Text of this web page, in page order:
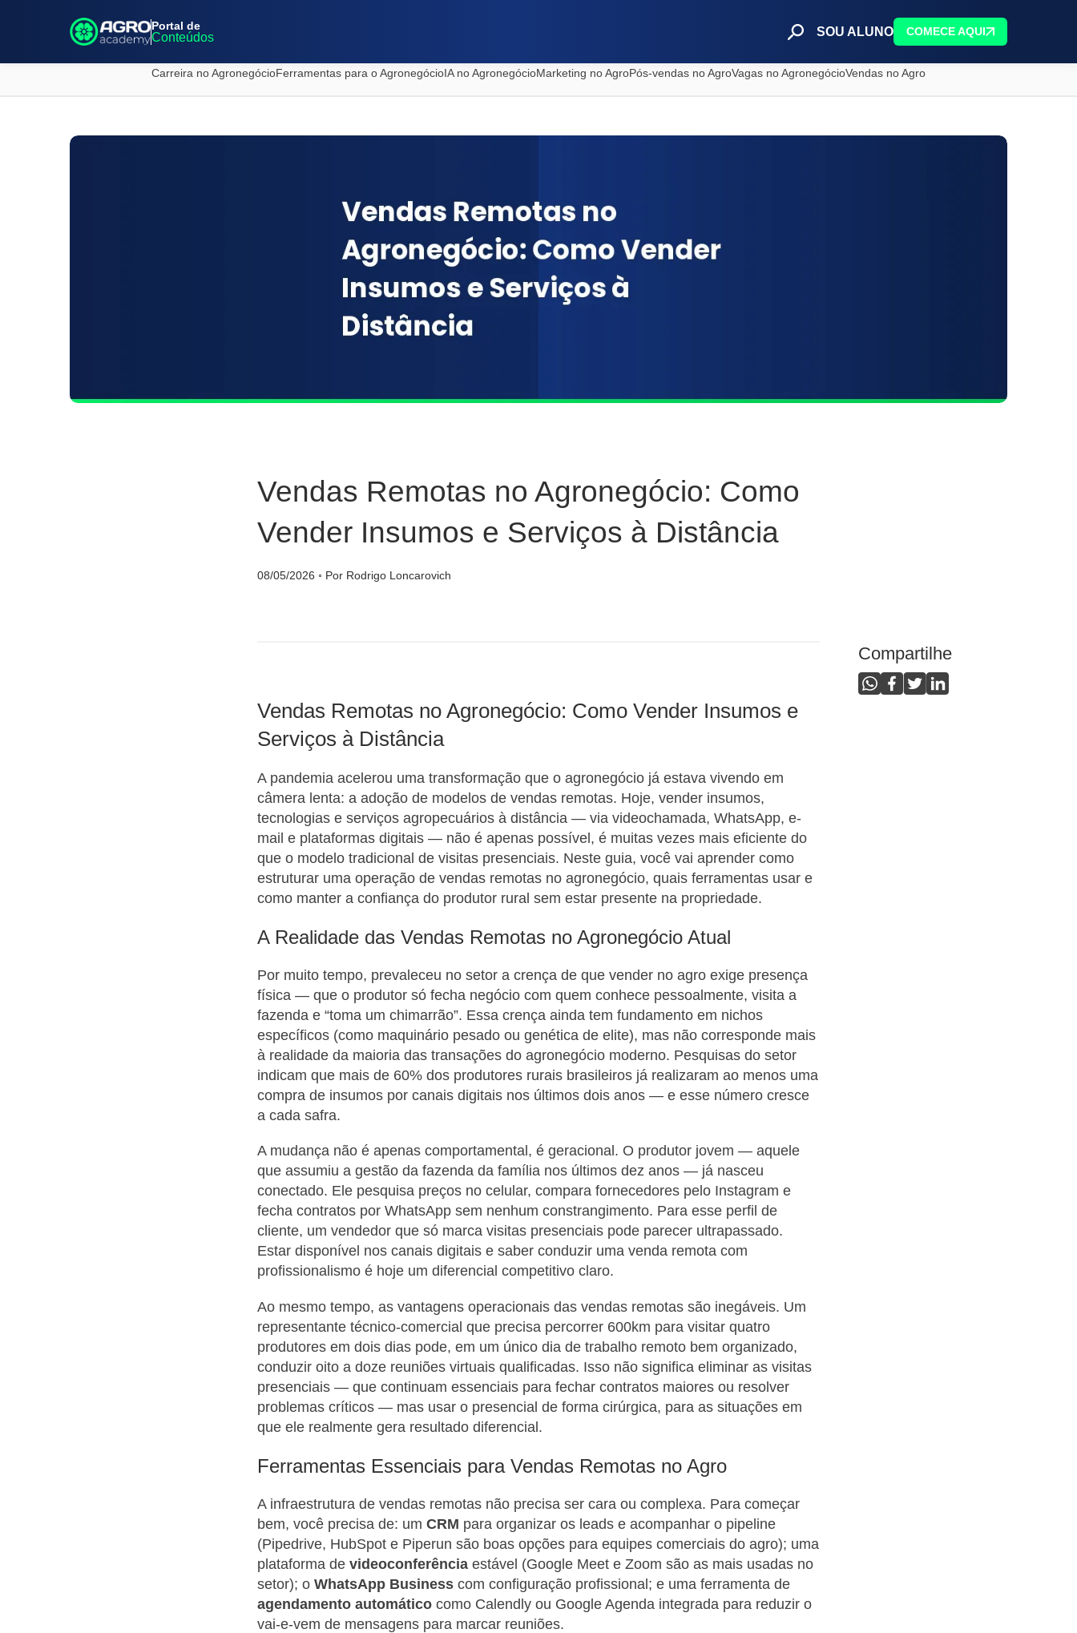
Portal de
Conteúdos SOU ALUNO COMECE AQUI
Carreira no AgronegócioFerramentas para o AgronegócioIA no AgronegócioMarketing no AgroPós-vendas no AgroVagas no AgronegócioVendas no Agro
Vendas Remotas no Agronegócio: Como
Vender Insumos e Serviços à Distância
08/05/2026 ◦ Por Rodrigo Loncarovich
Vendas Remotas no Agronegócio: Como Vender Insumos e
Serviços à Distância
A pandemia acelerou uma transformação que o agronegócio já estava vivendo em
câmera lenta: a adoção de modelos de vendas remotas. Hoje, vender insumos,
tecnologias e serviços agropecuários à distância — via videochamada, WhatsApp, e-
mail e plataformas digitais — não é apenas possível, é muitas vezes mais eficiente do
que o modelo tradicional de visitas presenciais. Neste guia, você vai aprender como
estruturar uma operação de vendas remotas no agronegócio, quais ferramentas usar e
como manter a confiança do produtor rural sem estar presente na propriedade.
A Realidade das Vendas Remotas no Agronegócio Atual
Por muito tempo, prevaleceu no setor a crença de que vender no agro exige presença
física — que o produtor só fecha negócio com quem conhece pessoalmente, visita a
fazenda e “toma um chimarrão”. Essa crença ainda tem fundamento em nichos
específicos (como maquinário pesado ou genética de elite), mas não corresponde mais
à realidade da maioria das transações do agronegócio moderno. Pesquisas do setor
indicam que mais de 60% dos produtores rurais brasileiros já realizaram ao menos uma
compra de insumos por canais digitais nos últimos dois anos — e esse número cresce
a cada safra.
A mudança não é apenas comportamental, é geracional. O produtor jovem — aquele
que assumiu a gestão da fazenda da família nos últimos dez anos — já nasceu
conectado. Ele pesquisa preços no celular, compara fornecedores pelo Instagram e
fecha contratos por WhatsApp sem nenhum constrangimento. Para esse perfil de
cliente, um vendedor que só marca visitas presenciais pode parecer ultrapassado.
Estar disponível nos canais digitais e saber conduzir uma venda remota com
profissionalismo é hoje um diferencial competitivo claro.
Ao mesmo tempo, as vantagens operacionais das vendas remotas são inegáveis. Um
representante técnico-comercial que precisa percorrer 600km para visitar quatro
produtores em dois dias pode, em um único dia de trabalho remoto bem organizado,
conduzir oito a doze reuniões virtuais qualificadas. Isso não significa eliminar as visitas
presenciais — que continuam essenciais para fechar contratos maiores ou resolver
problemas críticos — mas usar o presencial de forma cirúrgica, para as situações em
que ele realmente gera resultado diferencial.
Ferramentas Essenciais para Vendas Remotas no Agro
A infraestrutura de vendas remotas não precisa ser cara ou complexa. Para começar
bem, você precisa de: umCRM para organizar os leads e acompanhar o pipeline
(Pipedrive, HubSpot e Piperun são boas opções para equipes comerciais do agro); uma
plataforma devideoconferência estável (Google Meet e Zoom são as mais usadas no
setor); oWhatsApp Business com configuração profissional; e uma ferramenta de
agendamento automático como Calendly ou Google Agenda integrada para reduzir o
vai-e-vem de mensagens para marcar reuniões.
Compartilhe